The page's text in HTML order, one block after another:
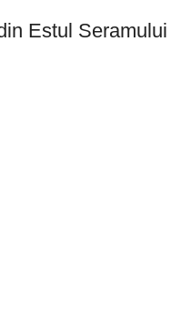
Estul Seramului